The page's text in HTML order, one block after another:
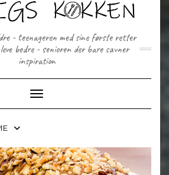
- teenageren med sine første retter
bedre - senioren der bare savner
inspiration
Toggle Navigation